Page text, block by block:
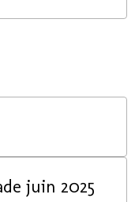
inscription Passage de grade juin 2025